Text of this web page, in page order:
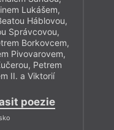
Lukášem,
Háblovou,
Správcovou,
Borkovcem,
Pivovarovem,
Petrem
II. a Viktorií
poezie